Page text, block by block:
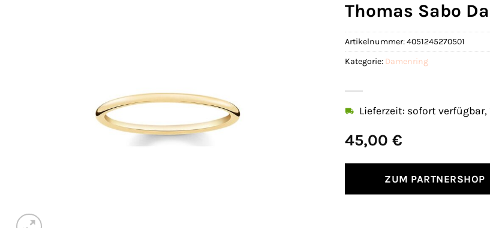
Thomas Sabo
45,00 €
Lieferzeit: sofort verfügbar,
ZUM PARTNERSHOP
Artikelnummer:4051245270501
Kategorie: Damenring